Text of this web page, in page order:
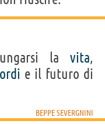
lavita,
e il futuro di
BEPPE SEVERGNINI